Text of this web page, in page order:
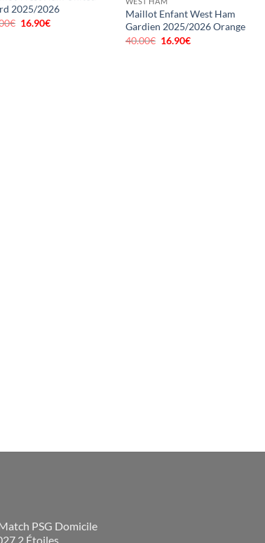
2025/2026
€ Le
16.90€
Maillot Enfant West Ham
Gardien 2025/2026 Orange
40.00€ Le
16.90€
PSG Domicile
2 Étoiles